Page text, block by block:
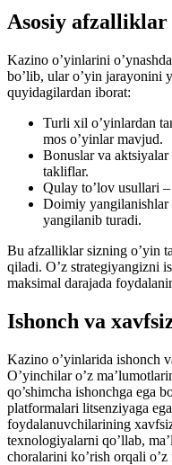
Asosiy afzalliklar
Kazino o’yinlarini
bo’lib, ular o’yin jarayonini
quyidagilardan iborat:
Turli xil o’yinlardan
mos o’yinlar mavjud.
Bonuslar va
takliflar.
Qulay to’lov usullari
Doimiy yangilanishlar
yangilanib turadi.
Bu afzalliklar sizning o’yin
qiladi. O’z strategiyangizni
maksimal darajada
Ishonch va
Kazino o’yinlarida ishonch
O’yinchilar o’z
qo’shimcha ishonchga ega
platformalari litsenziyaga
foydalanuvchilarining
texnologiyalarni qo’llab,
choralarini ko’rish orqali